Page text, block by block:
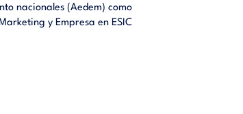
nacionales (Aedem) como
y Empresa en ESIC